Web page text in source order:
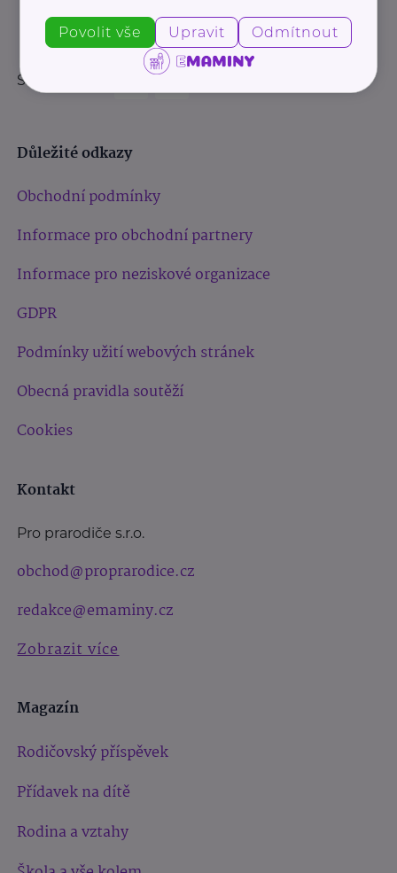
Sledujte nás:
Důležité odkazy
Obchodní podmínky
Informace pro obchodní partnery
Informace pro neziskové organizace
GDPR
Podmínky užití webových stránek
Obecná pravidla soutěží
Cookies
Kontakt
Pro prarodiče s.r.o.
obchod@proprarodice.cz
redakce@emaminy.cz
Zobrazit více
Magazín
Rodičovský příspěvek
Přídavek na dítě
Rodina a vztahy
Povolit vše Upravit Odmítnout